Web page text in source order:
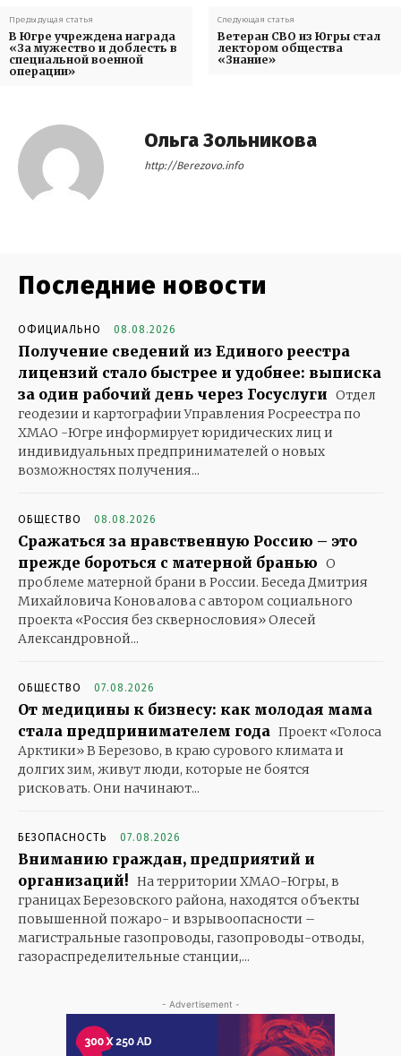
Предыдущая статья
В Югре учреждена награда
«За мужество и доблесть в
специальной военной
операции»
Следующая статья
Ветеран СВО из Югры стал
лектором общества
«Знание»
Ольга Зольникова
http://Berezovo.info
Последние новости
ОФИЦИАЛЬНО 08.08.2026
Получение сведений из Единого реестра
лицензий стало быстрее и удобнее: выписка
за один рабочий день через Госуслуги Отдел
геодезии и картографии Управления Росреестра по
ХМАО -Югре информирует юридических лиц и
индивидуальных предпринимателей о новых
возможностях получения...
ОБЩЕСТВО 08.08.2026
Сражаться за нравственную Россию – это
прежде бороться с матерной бранью О
проблеме матерной брани в России. Беседа Дмитрия
Михайловича Коновалова с автором социального
проекта «Россия без сквернословия» Олесей
Александровной...
ОБЩЕСТВО 07.08.2026
От медицины к бизнесу: как молодая мама
стала предпринимателем года Проект «Голоса
Арктики» В Березово, в краю сурового климата и
долгих зим, живут люди, которые не боятся
рисковать. Они начинают...
БЕЗОПАСНОСТЬ 07.08.2026
Вниманию граждан, предприятий и
организаций! На территории ХМАО-Югры, в
границах Березовского района, находятся объекты
повышенной пожаро- и взрывоопасности –
магистральные газопроводы, газопроводы-отводы,
газораспределительные станции,...
- Advertisement -